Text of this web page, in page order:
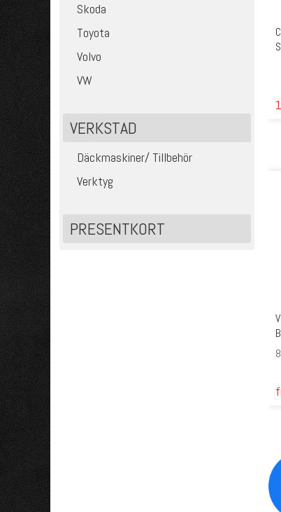
Skoda
Toyota
Volvo
VW
VERKSTAD
Däckmaskiner/ Tillbehör
Verktyg
PRESENTKORT